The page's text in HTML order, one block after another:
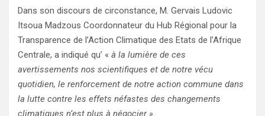
Dans son discours de circonstance, M. Gervais Ludovic
Itsoua Madzous Coordonnateur du Hub Régional pour la
Transparence de l’Action Climatique des Etats de l’Afrique
Centrale, a indiqué qu’ « à la lumière de ces
avertissements nos scientifiques et de notre vécu
quotidien, le renforcement de notre action commune dans
la lutte contre les effets néfastes des changements
climatiques n’est plus à négocier ».